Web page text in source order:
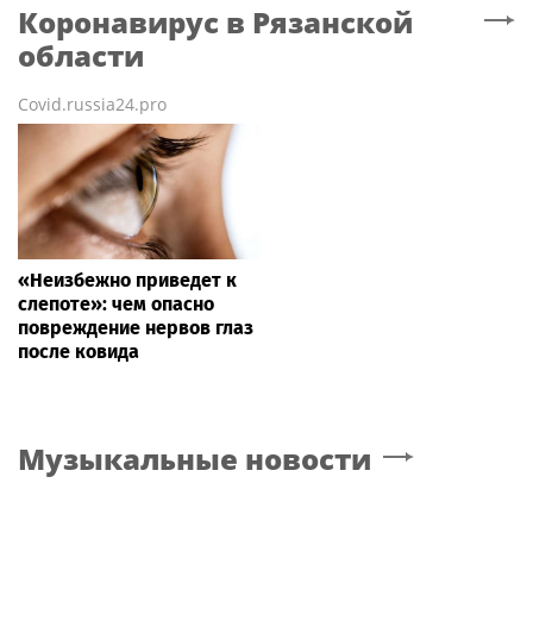
Коронавирус в Рязанской
области
Covid.russia24.pro
«Неизбежно приведет к
слепоте»: чем опасно
повреждение нервов глаз
после ковида
Музыкальные новости